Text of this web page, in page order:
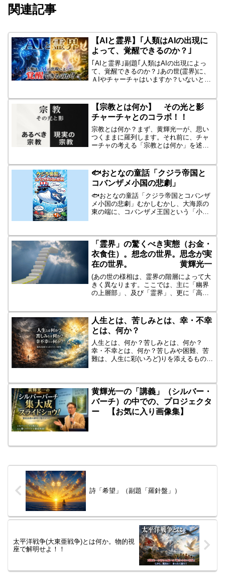
関連記事
【AIと霊界】｢人類はAIの出現に
よって、覚醒できるのか？｣
｢AIと霊界｣副題｢人類はAIの出現によっ
て、覚醒できるのか？｣あの世(霊界)に、
ＡIやチャーチャはいますか？いないとな
により、物質文明があらゆる面で革命的
に進化すると思わ...
【宗教とは何か】 その光と影
チャーチャとのコラボ！！
宗教とは何か？まず、黄輝光一が、思い
つくままに羅列します。それ前に、チャ
ーチャの考える「宗教とは何か」を述べ
ChatGPT:承知しました。では、黄輝光一
さんが羅列される「宗...
🐟おとなの童話「クジラ帝国と
コバンザメ小国の悲劇」
🐟おとなの童話「クジラ帝国とコバンザ
メ小国の悲劇」むかしむかし、大海原の
東の端に、コバンザメ王国という「小さ
力は持っていませんでした。そこで王国
は、はるか沖を悠然と泳ぐ...
「霊界」の驚くべき実態（お金・
衣食住）。想念の世界。思念が実
在の世界。 黄輝光一
(あの世の様相は、霊界の階層によって大
きく異なります。ここでは、主に「幽界
の上層部」、及び「霊界」、更に「高級
意識がもどり、なんと、徐々にすべての
記憶がよみがえる。（ど...
人生とは、苦しみとは、幸・不幸
とは、何か？
人生とは、何か？苦しみとは、何か？
幸・不幸とは、何か？苦しみや困難、苦
難は、人生に彩(いろど)りを添えるもの。
る。思い出してごらん、あなたのすばら
しい人生を。地獄のような...
黄輝光一の「講義」（シルバー・
バーチ）の中での、プロジェクタ
ー 【お気に入り画像集】
詩「希望」（副題「羅針盤」）
太平洋戦争(大東亜戦争)とは何か。物的視
座で解明せよ！！